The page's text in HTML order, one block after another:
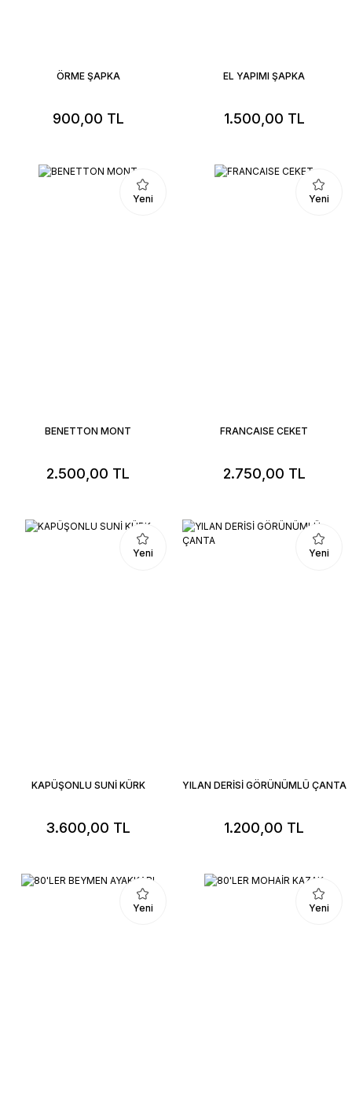
ÖRME ŞAPKA
900,00 TL
EL YAPIMI ŞAPKA
1.500,00 TL
Yeni
BENETTON MONT
2.500,00 TL
Yeni
FRANCAISE CEKET
2.750,00 TL
Yeni
KAPÜŞONLU SUNİ KÜRK
3.600,00 TL
Yeni
YILAN DERİSİ GÖRÜNÜMLÜ ÇANTA
1.200,00 TL
Yeni Yeni